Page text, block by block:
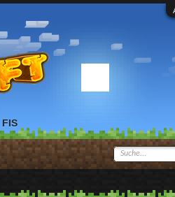
FIS